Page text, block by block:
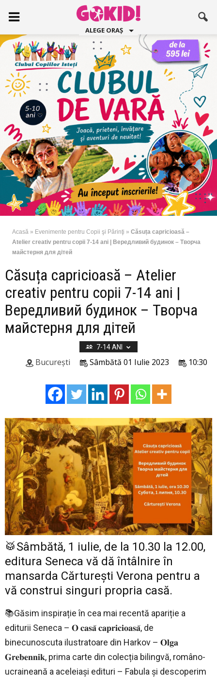
ALEGE ORAȘ
Acasă » Evenimente pentru Copii şi Părinţi » Căsuța capricioasă –
Atelier creativ pentru copii 7-14 ani | Вередливий будинок – Творча
майстерня для дітей
Căsuța capricioasă – Atelier
creativ pentru copii 7-14 ani |
Вередливий будинок – Творча
майстерня для дітей
7-14 ANI
10:30
Sâmbătă 01 Iulie 2023
București
🥁Sâmbătă, 1 iulie, de la 10.30 la 12.00,
editura Seneca vă dă întâlnire în
mansarda Cărturești Verona pentru a
vă construi singuri propria casă.
📚Găsim inspirație în cea mai recentă apariție a
editurii Seneca – 𝐎 𝐜𝐚𝐬𝐚̆ 𝐜𝐚𝐩𝐫𝐢𝐜𝐢𝐨𝐚𝐬𝐚̆, de
binecunoscuta ilustratoare din Harkov – 𝐎𝐥𝐠𝐚
𝐆𝐫𝐞𝐛𝐞𝐧𝐧𝐢𝐤, prima carte din colecția bilingvă, româno-
ucraineană a aceleiași edituri – Fabula și descoperim